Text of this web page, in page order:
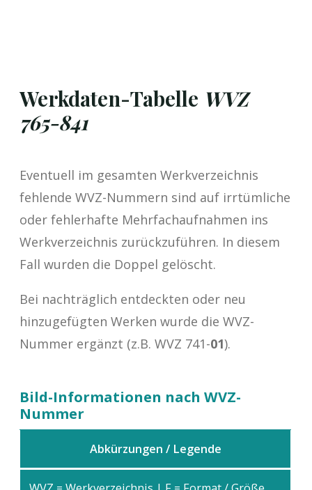
Werkdaten-Tabelle WVZ
765-841
Eventuell im gesamten Werkverzeichnis
fehlende WVZ-Nummern sind auf irrtümliche
oder fehlerhafte Mehrfachaufnahmen ins
Werkverzeichnis zurückzuführen. In diesem
Fall wurden die Doppel gelöscht.
Bei nachträglich entdeckten oder neu
hinzugefügten Werken wurde die WVZ-
Nummer ergänzt (z.B. WVZ 741-01).
Bild-Informationen nach WVZ-
Nummer
Abkürzungen / Legende